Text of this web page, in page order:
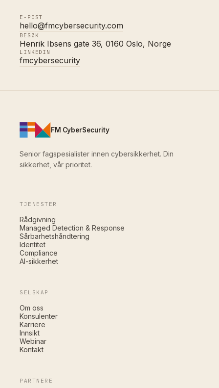
E-POST
hello@fmcybersecurity.com
BESØK
Henrik Ibsens gate 36, 0160 Oslo, Norge
LINKEDIN
fmcybersecurity
FM CyberSecurity
Senior fagspesialister innen cybersikkerhet. Din
sikkerhet, vår prioritet.
TJENESTER
Rådgivning
Managed Detection & Response
Sårbarhetshåndtering
Identitet
Compliance
AI-sikkerhet
SELSKAP
Om oss
Konsulenter
Karriere
Innsikt
Webinar
Kontakt
PARTNERE